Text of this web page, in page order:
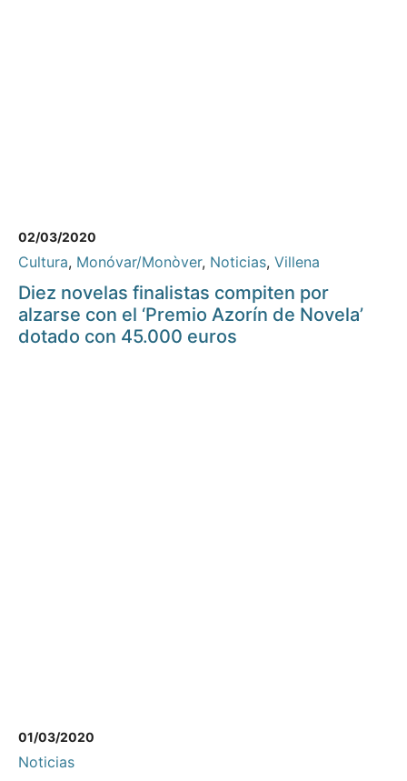
02/03/2020
Cultura, Monóvar/Monòver, Noticias, Villena
Diez novelas finalistas compiten por
alzarse con el ‘Premio Azorín de Novela’
dotado con 45.000 euros
01/03/2020
Noticias